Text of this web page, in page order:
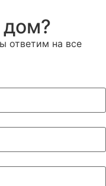
дом?
ответим на все